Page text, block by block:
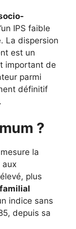
IPS faible
La dispersion
est un
important de
parmi
définitif
?
la
aux
plus
indice sans
depuis sa